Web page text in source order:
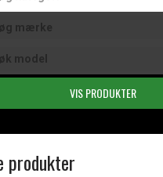
VIS PRODUKTER
produkter